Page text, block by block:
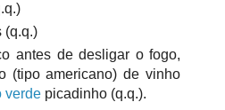
(q.q.)
antes de desligar o fogo,
(tipo americano) de vinho
verdepicadinho (q.q.).